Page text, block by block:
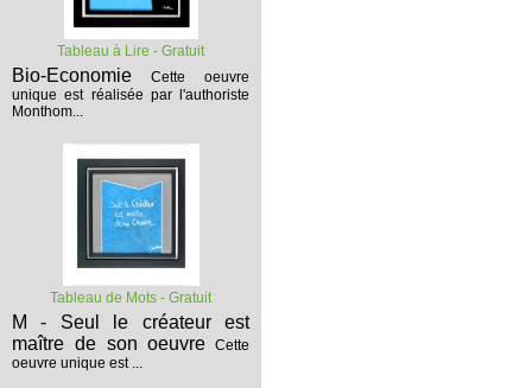
Tableau à Lire - Gratuit
Bio-Economie
Cette oeuvre
unique est réalisée par l'authoriste
Monthom...
Tableau de Mots - Gratuit
M - Seul le créateur est
maître de son oeuvre Cette
oeuvre unique est ...